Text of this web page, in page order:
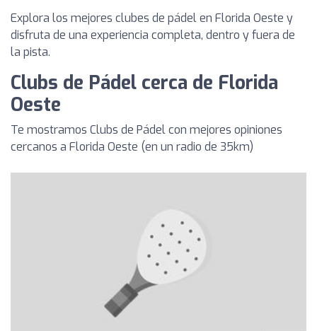
Explora los mejores clubes de pádel en Florida Oeste y
disfruta de una experiencia completa, dentro y fuera de
la pista.
Clubs de Pádel cerca de Florida
Oeste
Te mostramos Clubs de Pádel con mejores opiniones
cercanos a Florida Oeste (en un radio de 35km)